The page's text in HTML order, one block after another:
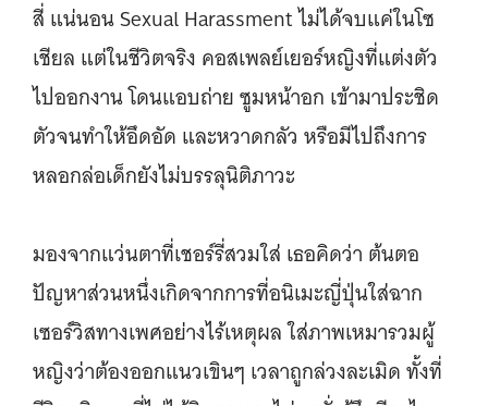
สี่ แน่นอน Sexual Harassment ไม่ได้จบแค่ในโซ
เชียล แต่ในชีวิตจริง คอสเพลย์เยอร์หญิงที่แต่งตัว
ไปออกงาน โดนแอบถ่าย ซูมหน้าอก เข้ามาประชิด
ตัวจนทำให้อึดอัด และหวาดกลัว หรือมีไปถึงการ
หลอกล่อเด็กยังไม่บรรลุนิติภาวะ
มองจากแว่นตาที่เชอร์รี่สวมใส่ เธอคิดว่า ต้นตอ
ปัญหาส่วนหนึ่งเกิดจากการที่อนิเมะญี่ปุ่นใส่ฉาก
เซอร์วิสทางเพศอย่างไร้เหตุผล ใส่ภาพเหมารวมผู้
หญิงว่าต้องออกแนวเขินๆ เวลาถูกล่วงละเมิด ทั้งที่